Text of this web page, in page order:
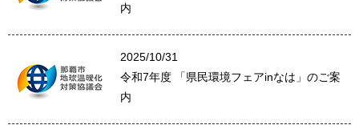
内
2025/10/31
令和7年度 「県民環境フェアinなは」のご案
内